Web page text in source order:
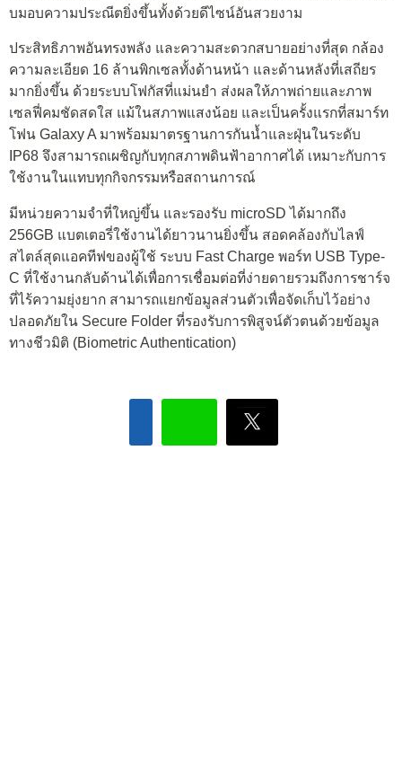
บมอบความประณีตยิ่งขึ้นทั้งด้วยดีไซน์อันสวยงาม
ประสิทธิภาพอันทรงพลัง และความสะดวกสบายอย่างที่สุด กล้อง
ความละเอียด 16 ล้านพิกเซลทั้งด้านหน้า และด้านหลังที่เสถียร
มากยิ่งขึ้น ด้วยระบบโฟกัสที่แม่นยำ ส่งผลให้ภาพถ่ายและภาพ
เซลฟี่คมชัดสดใส แม้ในสภาพแสงน้อย และเป็นครั้งแรกที่สมาร์ท
โฟน Galaxy A มาพร้อมมาตรฐานการกันน้ำและฝุ่นในระดับ
IP68 จึงสามารถเผชิญกับทุกสภาพดินฟ้าอากาศได้ เหมาะกับการ
ใช้งานในแทบทุกกิจกรรมหรือสถานการณ์
มีหน่วยความจำที่ใหญ่ขึ้น และรองรับ microSD ได้มากถึง
256GB แบตเตอรี่ใช้งานได้ยาวนานยิ่งขึ้น สอดคล้องกับไลฟ์
สไตล์สุดแอคทีฟของผู้ใช้ ระบบ Fast Charge พอร์ท USB Type-
C ที่ใช้งานกลับด้านได้เพื่อการเชื่อมต่อที่ง่ายดายรวมถึงการชาร์จ
ที่ไร้ความยุ่งยาก สามารถแยกข้อมูลส่วนตัวเพื่อจัดเก็บไว้อย่าง
ปลอดภัยใน Secure Folder ที่รองรับการพิสูจน์ตัวตนด้วยข้อมูล
ทางชีวมิติ (Biometric Authentication)